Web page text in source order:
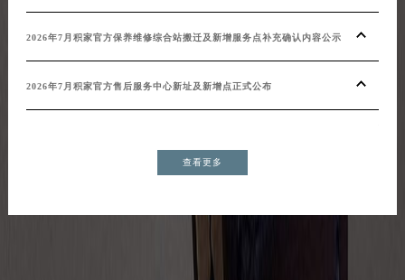
2026年7月积家官方保养维修综合站搬迁及新增服务点补充确认内容公示
2026年7月积家官方售后服务中心新址及新增点正式公布
查看更多